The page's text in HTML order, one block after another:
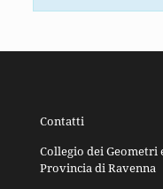
Contatti
Collegio dei Geometri
Provincia di Ravenna